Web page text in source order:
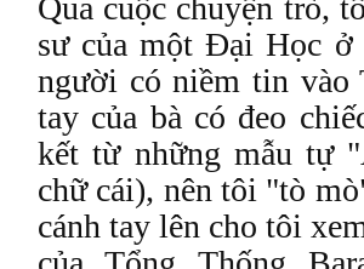
Qua cuộc chuyện trò,
sư của một Đại Học ở
người có niềm tin vào
tay của bà có đeo
kết từ những mẫu tự
chữ cái), nên tôi "tò
cánh tay lên cho tôi